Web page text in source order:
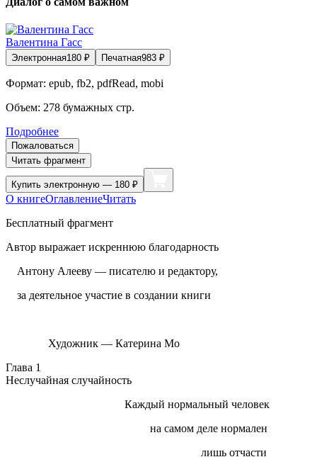
Валентина Гасс
Электронная180 ₽ Печатная983 ₽
Формат: epub, fb2, pdfRead, mobi
Объем: 278 бумажных стр.
Подробнее
Пожаловаться
Читать фрагмент
Купить электронную — 180 ₽
О книгеОглавлениеЧитать
Бесплатный фрагмент
Автор выражает искреннюю благодарность
Антону Алееву — писателю и редактору,
за деятельное участие в создании книги
Художник — Катерина Мо
Глава 1
Неслучайная случайность
Каждый нормальный человек
на самом деле нормален
лишь отчасти